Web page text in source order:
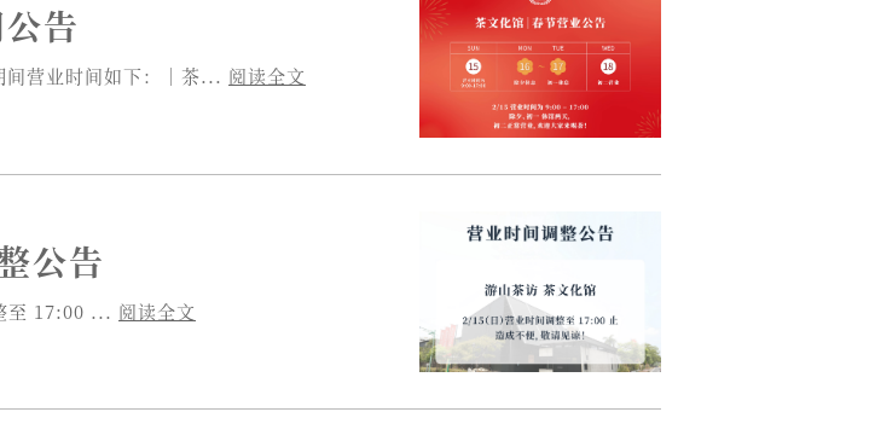
告
间营业时间如下：｜茶... 阅读全文
公告
至 17:00 ... 阅读全文